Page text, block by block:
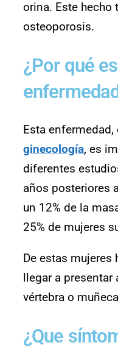
orina. Este hecho
osteoporosis.
¿Por qué
Esta
ginecología, es
diferentes
años posteriores
un 12% de la
25% de mujeres
De estas mujeres
llegar a presentar
vértebra o
¿Que